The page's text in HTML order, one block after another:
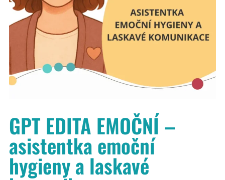
GPT EDITA EMOČNÍ –
asistentka emoční
hygieny a laskavé